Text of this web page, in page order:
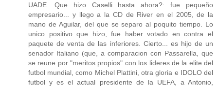
UADE. Que hizo Caselli hasta ahora?: fue pequeño
empresario... y llego a la CD de River en el 2005, de la
mano de Aguilar, del que se separo al poquito tiempo. Lo
unico positivo que hizo, fue haber votado en contra el
paquete de venta de las inferiores. Cierto... es hijo de un
senador Italiano (que, a comparacion con Passarella, que
se reune por "meritos propios" con los lideres de la elite del
futbol mundial, como Michel Plattini, otra gloria e IDOLO del
futbol y es el actual presidente de la UEFA, a Antonio,